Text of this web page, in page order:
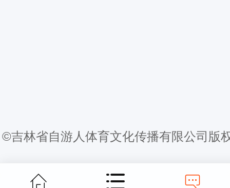
©吉林省自游人体育文化传播有限公司版